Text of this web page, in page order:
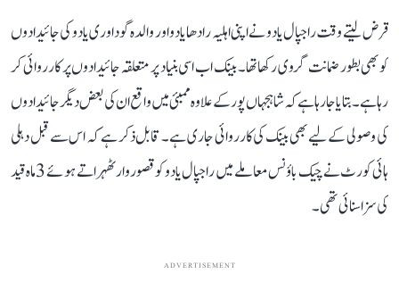
قرض لیتے وقت راجپال یادو نے اپنی اہلیہ رادھا یادو اور والدہ گوداوری یادو کی جائیدادوں
کو بھی بطور ضمانت گروی رکھا تھا۔ بینک اب اسی بنیاد پر متعلقہ جائیدادوں پر کارروائی کر
رہا ہے۔ بتایا جا رہا ہے کہ شاہجہاں پور کے علاوہ ممبئی میں واقع ان کی بعض دیگر جائیدادوں
کی وصولی کے لیے بھی بینک کی کارروائی جاری ہے۔ قابل ذکر ہے کہ اس سے قبل دہلی
ہائی کورٹ نے چیک باؤنس معاملے میں راجپال یادو کو قصوروار ٹھہراتے ہوئے 3 ماہ قید
کی سزا سنائی تھی۔
ADVERTISEMENT